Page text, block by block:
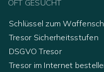
OFT GESUCHT
Schlüssel zum
Tresor Sicherheitsstufen
DSGVO Tresor
Tresor im Internet